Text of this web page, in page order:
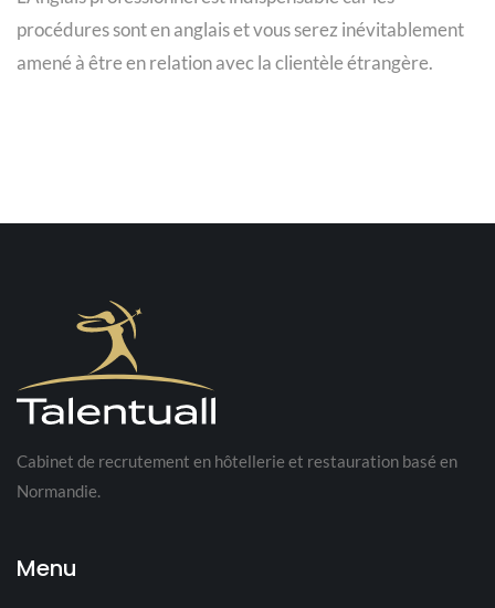
procédures sont en anglais et vous serez inévitablement
amené à être en relation avec la clientèle étrangère.
Cabinet de recrutement en hôtellerie et restauration basé en
Normandie.
Menu